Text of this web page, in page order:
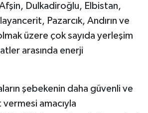
Dulkadiroğlu, Elbistan,
Pazarcık, Andırın ve
üzere çok sayıda yerleşim
arasında enerji
şebekenin daha güvenli ve
amacıyla